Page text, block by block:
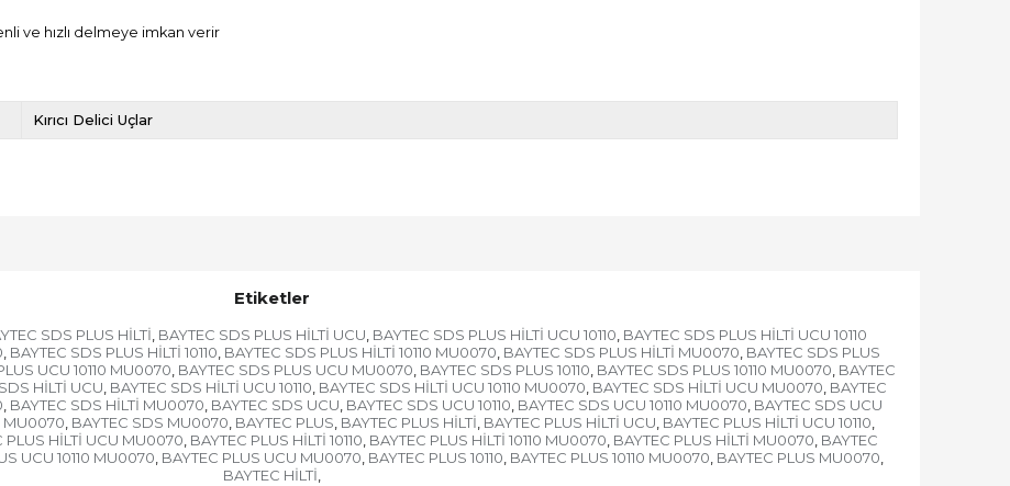
ve hızlı delmeye imkan verir
Kırıcı Delici Uçlar
Etiketler
SDS PLUS HİLTİ, BAYTEC SDS PLUS HİLTİ UCU, BAYTEC SDS PLUS HİLTİ UCU 10110, BAYTEC SDS PLUS HİLTİ UCU 10110
, BAYTEC SDS PLUS HİLTİ 10110, BAYTEC SDS PLUS HİLTİ 10110 MU0070, BAYTEC SDS PLUS HİLTİ MU0070, BAYTEC SDS PLUS
UCU 10110 MU0070, BAYTEC SDS PLUS UCU MU0070, BAYTEC SDS PLUS 10110, BAYTEC SDS PLUS 10110 MU0070, BAYTEC
HİLTİ UCU, BAYTEC SDS HİLTİ UCU 10110, BAYTEC SDS HİLTİ UCU 10110 MU0070, BAYTEC SDS HİLTİ UCU MU0070, BAYTEC
, BAYTEC SDS HİLTİ MU0070, BAYTEC SDS UCU, BAYTEC SDS UCU 10110, BAYTEC SDS UCU 10110 MU0070, BAYTEC SDS UCU
MU0070, BAYTEC SDS MU0070, BAYTEC PLUS, BAYTEC PLUS HİLTİ, BAYTEC PLUS HİLTİ UCU, BAYTEC PLUS HİLTİ UCU 10110,
PLUS HİLTİ UCU MU0070, BAYTEC PLUS HİLTİ 10110, BAYTEC PLUS HİLTİ 10110 MU0070, BAYTEC PLUS HİLTİ MU0070, BAYTEC
UCU 10110 MU0070, BAYTEC PLUS UCU MU0070, BAYTEC PLUS 10110, BAYTEC PLUS 10110 MU0070, BAYTEC PLUS MU0070,
BAYTEC HİLTİ,